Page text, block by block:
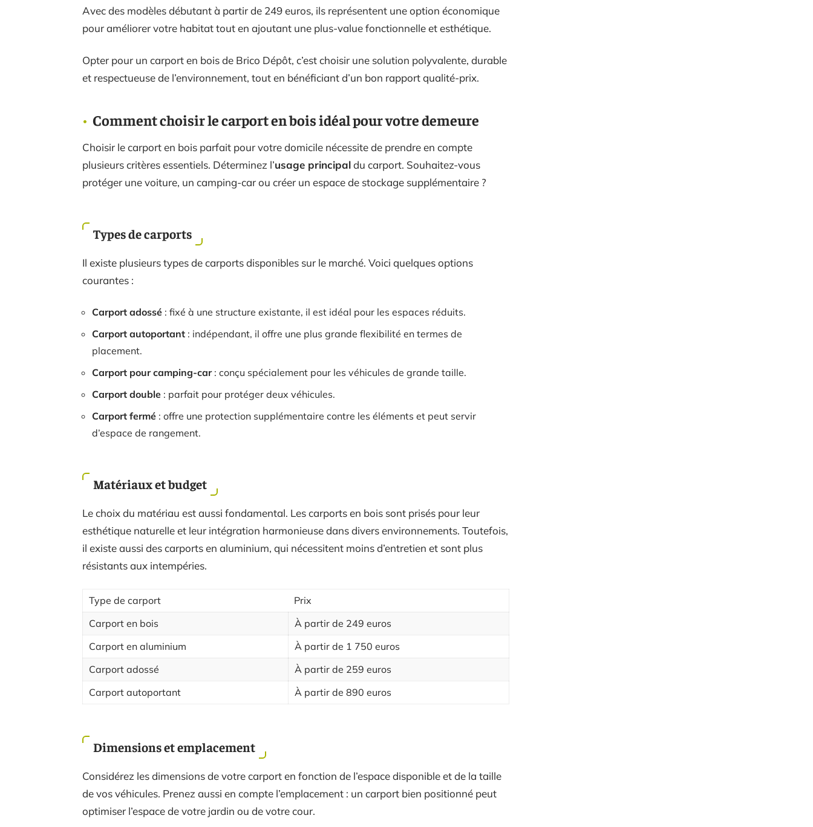
Avec des modèles débutant à partir de 249 euros, ils représentent une option économique
pour améliorer votre habitat tout en ajoutant une plus-value fonctionnelle et esthétique.
Opter pour un carport en bois de Brico Dépôt, c’est choisir une solution polyvalente, durable
et respectueuse de l’environnement, tout en bénéficiant d’un bon rapport qualité-prix.
Comment choisir le carport en bois idéal pour votre demeure
Choisir le carport en bois parfait pour votre domicile nécessite de prendre en compte
plusieurs critères essentiels. Déterminez l’usage principaldu carport. Souhaitez-vous
protéger une voiture, un camping-car ou créer un espace de stockage supplémentaire ?
Types de carports
Il existe plusieurs types de carports disponibles sur le marché. Voici quelques options
courantes :
Carport adossé : fixé à une structure existante, il est idéal pour les espaces réduits.
Carport autoportant : indépendant, il offre une plus grande flexibilité en termes de
placement.
Carport pour camping-car: conçu spécialement pour les véhicules de grande taille.
Carport double : parfait pour protéger deux véhicules.
Carport fermé : offre une protection supplémentaire contre les éléments et peut servir
d’espace de rangement.
Matériaux et budget
Le choix du matériau est aussi fondamental. Les carports en bois sont prisés pour leur
esthétique naturelle et leur intégration harmonieuse dans divers environnements. Toutefois,
il existe aussi des carports en aluminium, qui nécessitent moins d’entretien et sont plus
résistants aux intempéries.
Type de carport
Prix
Carport en bois
À partir de 249 euros
Carport en aluminium
À partir de 1 750 euros
Carport adossé
À partir de 259 euros
Carport autoportant
À partir de 890 euros
Dimensions et emplacement
Considérez les dimensions de votre carport en fonction de l’espace disponible et de la taille
de vos véhicules. Prenez aussi en compte l’emplacement : un carport bien positionné peut
optimiser l’espace de votre jardin ou de votre cour.